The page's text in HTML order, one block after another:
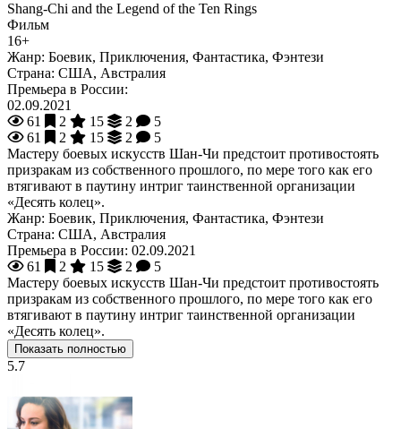
Shang-Chi and the Legend of the Ten Rings
Фильм
16+
Жанр: Боевик, Приключения, Фантастика, Фэнтези
Страна: США, Австралия
Премьера в России:
02.09.2021
61
2 15 2
5
61
2 15 2
5
Мастеру боевых искусств Шан-Чи предстоит противостоять
призракам из собственного прошлого, по мере того как его
втягивают в паутину интриг таинственной организации
«Десять колец».
Жанр: Боевик, Приключения, Фантастика, Фэнтези
Страна: США, Австралия
Премьера в России: 02.09.2021
61
2 15 2
5
Мастеру боевых искусств Шан-Чи предстоит противостоять
призракам из собственного прошлого, по мере того как его
втягивают в паутину интриг таинственной организации
«Десять колец».
Показать полностью
5.7